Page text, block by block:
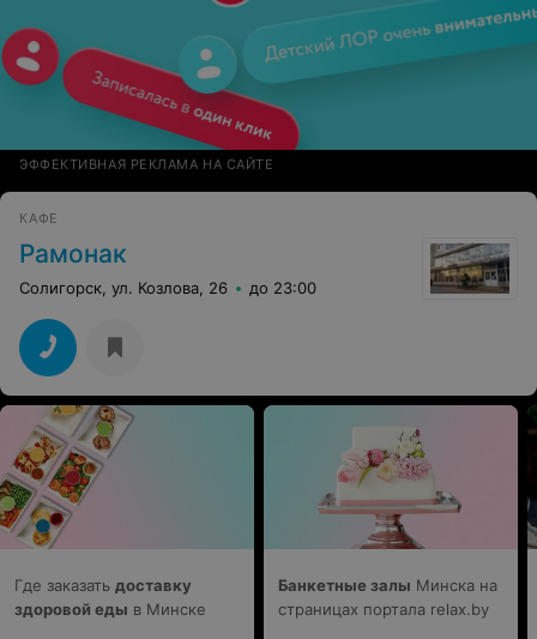
ЭФФЕКТИВНАЯ РЕКЛАМА НА САЙТЕ
КАФЕ
Рамонак
Солигорск, ул. Козлова, 26 до 23:00
Где заказать доставку
здоровой еды в Минске
Банкетные залы Минска на
страницах портала relax.by